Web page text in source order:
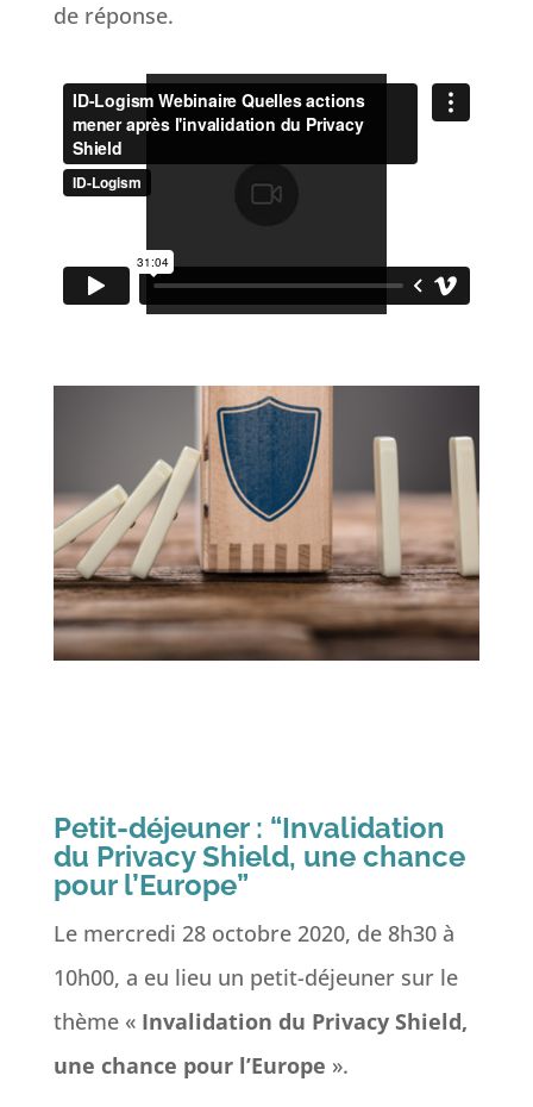
de réponse.
Petit-déjeuner : “Invalidation
du Privacy Shield, une chance
pour l’Europe”
Le mercredi 28 octobre 2020, de 8h30 à
10h00, a eu lieu un petit-déjeuner sur le
thème « Invalidation du Privacy Shield,
une chance pour l’Europe ».